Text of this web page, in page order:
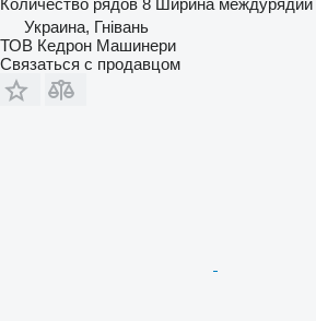
Украина, Гнівань
ТОВ Кедрон Машинери
Связаться с продавцом